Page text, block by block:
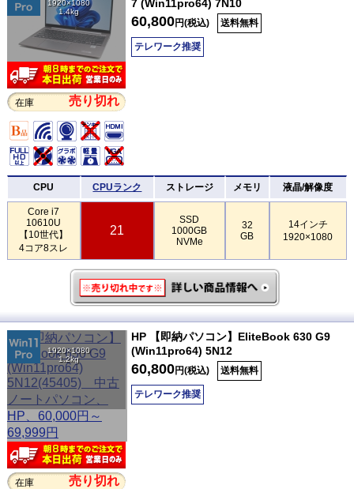
1920×1080
1.4kg
在庫 売り切れ
7 (Win11pro64) 7N10
60,800円(税込) 送料無料
テレワーク推奨
CPU CPUランク ストレージ メモリ 液晶/解像度
Core i7
10610U
【10世代】
4コア8スレ
21
SSD
1000GB
NVMe
32
GB
14インチ
1920×1080
1920×1080
1.2kg
在庫 売り切れ
HP 【即納パソコン】EliteBook 630 G9
(Win11pro64) 5N12
60,800円(税込) 送料無料
テレワーク推奨